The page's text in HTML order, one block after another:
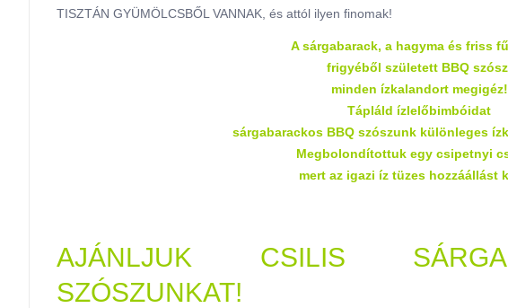
TISZTÁN GYÜMÖLCSBŐL VANNAK, és attól ilyen finomak!
A sárgabarack, a hagyma és friss
frigyéből született BBQ
minden ízkalandort megigéz!
Tápláld ízlelőbimbóidat
sárgabarackos BBQ szószunk különleges
Megbolondítottuk egy csipetnyi
mert az igazi íz tüzes hozzáállást
AJÁNLJUK CSILIS
SZÓSZUNKAT!